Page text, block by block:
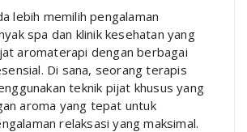
lebih memilih pengalaman
spa dan klinik kesehatan yang
aromaterapi dengan berbagai
Di sana, seorang terapis
teknik pijat khusus yang
aroma yang tepat untuk
relaksasi yang maksimal.